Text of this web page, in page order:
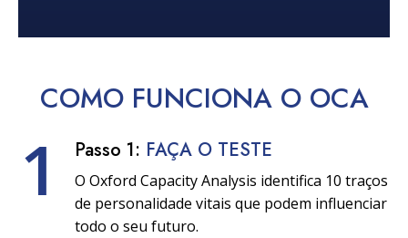
COMO FUNCIONAO OCA
1 Passo 1: FAÇA O TESTE
O Oxford Capacity Analysis identifica 10 traços
de personalidade vitais que podem influenciar
todo o seu futuro.